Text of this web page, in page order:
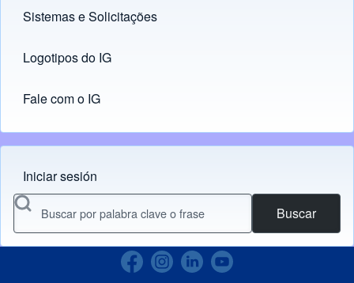
Sistemas e Solicitações
(opens in new tab)
Logotipos do IG
(opens in new tab)
Fale com o IG
Menu do usuário
Iniciar sesión
Buscar